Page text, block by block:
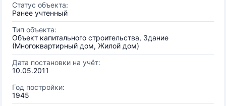
Статус объекта:
Ранее учтенный
Тип объекта:
Объект капитального строительства, Здание
(Многоквартирный дом, Жилой дом)
Дата постановки на учёт:
10.05.2011
Год постройки:
1945